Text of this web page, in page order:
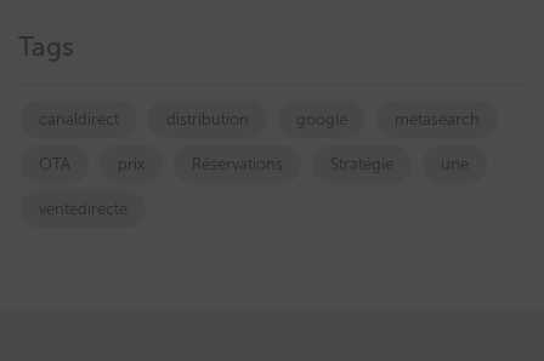
Tags
canaldirect distribution google metasearch
OTA prix Réservations Stratégie une
ventedirecte